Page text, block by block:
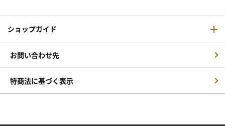
ショップガイド
お問い合わせ先
特商法に基づく表示